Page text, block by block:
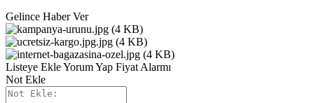
Gelince Haber Ver
Listeye EkleYorum Yap Fiyat Alarmı
Not Ekle